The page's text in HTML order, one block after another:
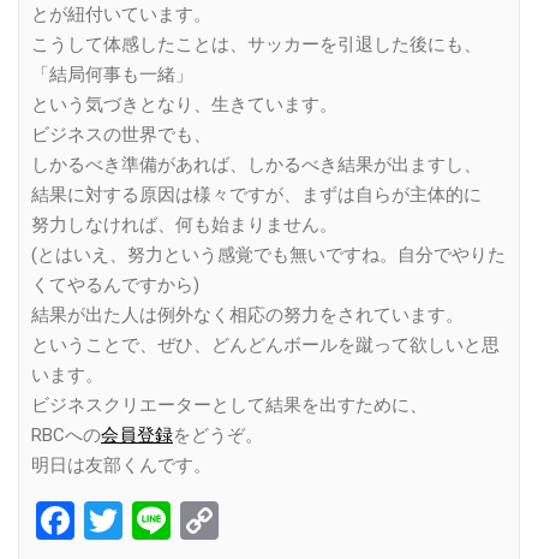
とが紐付いています。
こうして体感したことは、サッカーを引退した後にも、
「結局何事も一緒」
という気づきとなり、生きています。
ビジネスの世界でも、
しかるべき準備があれば、しかるべき結果が出ますし、
結果に対する原因は様々ですが、まずは自らが主体的に
努力しなければ、何も始まりません。
(とはいえ、努力という感覚でも無いですね。自分でやりた
くてやるんですから)
結果が出た人は例外なく相応の努力をされています。
ということで、ぜひ、どんどんボールを蹴って欲しいと思
います。
ビジネスクリエーターとして結果を出すために、
RBCへの会員登録をどうぞ。
明日は友部くんです。
Facebook
Twitter
Line